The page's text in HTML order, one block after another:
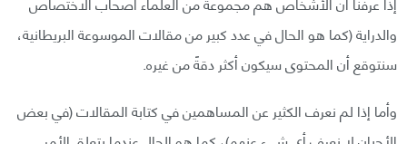
والدراية (كما هو الحال في عدد كبير من مقالات الموسوعة البريطانية،
سنتوقع أن المحتوى سيكون أكثر دقةً من غيره.
وأما إذا لم نعرف الكثير عن المساهمين في كتابة المقالات (في بعض